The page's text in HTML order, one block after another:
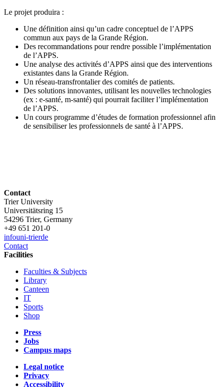
Le projet produira :
Une définition ainsi qu’un cadre conceptuel de l’APPS
commun aux pays de la Grande Région.
Des recommandations pour rendre possible l’implémentation
de l’APPS.
Une analyse des activités d’APPS ainsi que des interventions
existantes dans la Grande Région.
Un réseau-transfrontalier des comités de patients.
Des solutions innovantes, utilisant les nouvelles technologies
(ex : e-santé, m-santé) qui pourrait faciliter l’implémentation
de l’APPS.
Un cours programme d’études de formation professionnel afin
de sensibiliser les professionnels de santé à l’APPS.
Contact
Trier University
Universitätsring 15
54296 Trier, Germany
+49 651 201-0
infouni-trierde
Contact
Facilities
Faculties & Subjects
Library
Canteen
IT
Sports
Shop
Press
Jobs
Campus maps
Legal notice
Privacy
Accessibility